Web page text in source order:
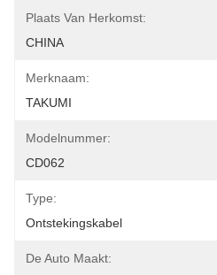
Plaats Van Herkomst:
CHINA
Merknaam:
TAKUMI
Modelnummer:
CD062
Type:
Ontstekingskabel
De Auto Maakt: